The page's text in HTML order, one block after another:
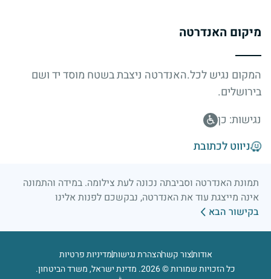
מיקום האנדרטה
המקום נגיש לכל.האנדרטה ניצבת בשטח מוסד יד ושם
בירושלים.
נגישות: כן
ניווט לכתובת
תמונת האנדרטה וסביבתה נכונה לעת צילומה. במידה והתמונה
אינה מייצגת עוד את האנדרטה, נבקשכם לפנות אלינו
בקישור הבא
אודותצור קשרהצהרת נגישותמדיניות פרטיות
כל הזכויות שמורות © 2026. מדינת ישראל, משרד הביטחון.